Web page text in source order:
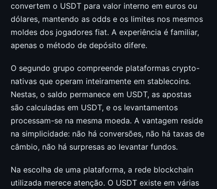
convertem o USDT para valor interno em euros ou
dólares, mantendo as odds e os limites nos mesmos
moldes dos jogadores fiat. A experiência é familiar,
apenas o método de depósito difere.
O segundo grupo compreende plataformas crypto-
nativas que operam inteiramente em stablecoins.
Nestas, o saldo permanece em USDT, as apostas
são calculadas em USDT, e os levantamentos
processam-se na mesma moeda. A vantagem reside
na simplicidade: não há conversões, não há taxas de
câmbio, não há surpresas ao levantar fundos.
Na escolha de uma plataforma, a rede blockchain
utilizada merece atenção. O USDT existe em várias